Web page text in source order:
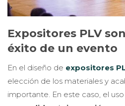
Expositores PLV
éxito de un evento
En el diseño de expositores
elección de los materiales y
importante. En este caso, el